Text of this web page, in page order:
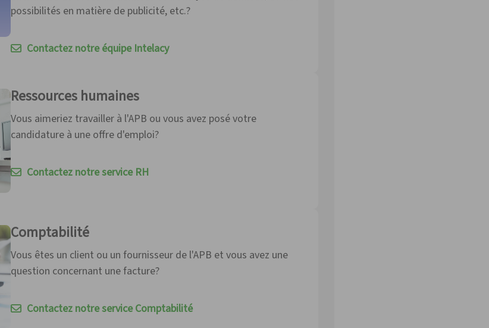
possibilités en matière de publicité, etc.?
Contactez notre équipe Intelacy
Ressources humaines
Vous aimeriez travailler à l'APB ou vous avez posé votre
candidature à une offre d'emploi?
Contactez notre service RH
Comptabilité
Vous êtes un client ou un fournisseur de l'APB et vous avez une
question concernant une facture?
Contactez notre service Comptabilité